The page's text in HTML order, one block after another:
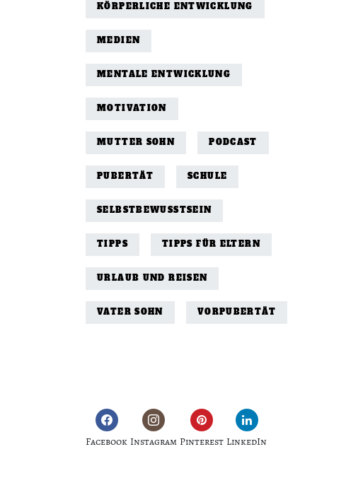
KÖRPERLICHE ENTWICKLUNG
MEDIEN
MENTALE ENTWICKLUNG
MOTIVATION
MUTTER SOHN PODCAST
PUBERTÄT SCHULE
SELBSTBEWUSSTSEIN
TIPPS TIPPS FÜR ELTERN
URLAUB UND REISEN
VATER SOHN VORPUBERTÄT
Facebook Instagram Pinterest LinkedIn